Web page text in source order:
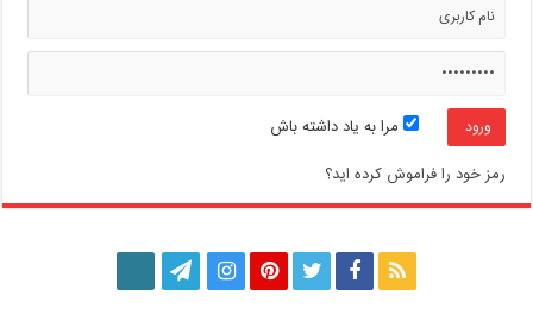
مرا به یاد داشته باش
رمز خود را فراموش کرده اید؟